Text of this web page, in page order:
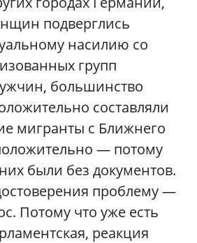
подверглись
насилию со
групп
большинство
составляли
мигранты с Ближнего
— потому
были без документов.
проблему —
Потому что уже есть
реакция